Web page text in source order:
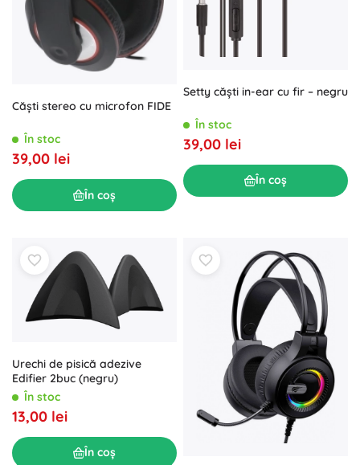
Căști stereo cu microfon FIDE
În stoc
39,00 lei
În coș
Setty căști in-ear cu fir – negru
În stoc
39,00 lei
În coș
Urechi de pisică adezive
Edifier 2buc (negru)
În stoc
13,00 lei
În coș